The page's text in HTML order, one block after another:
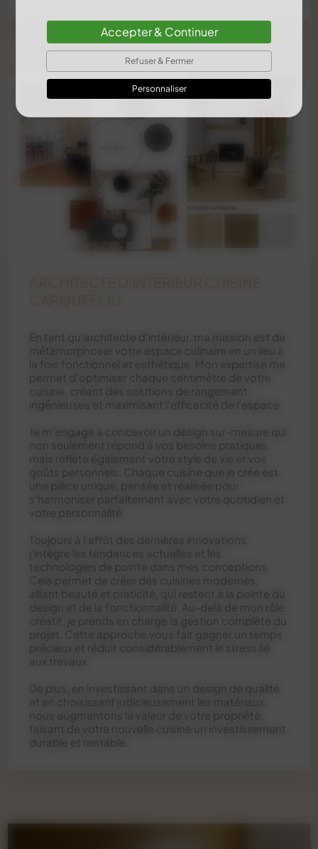
Accepter & Continuer
Refuser & Fermer
Personnaliser
En tant qu'architecte d'intérieur, ma mission est de
métamorphoser votre espace culinaire en un lieu à
la fois fonctionnel et esthétique. Mon expertise me
permet d'optimiser chaque centimètre de votre
cuisine, créant des solutions de rangement
ingénieuses et maximisant l'efficacité de l'espace.
Je m'engage à concevoir un design sur-mesure qui
non seulement répond à vos besoins pratiques,
mais reflète également votre style de vie et vos
goûts personnels. Chaque cuisine que je crée est
une pièce unique, pensée et réalisée pour
s'harmoniser parfaitement avec votre quotidien et
votre personnalité.
Toujours à l'affût des dernières innovations,
j'intègre les tendances actuelles et les
technologies de pointe dans mes conceptions.
Cela permet de créer des cuisines modernes,
alliant beauté et praticité, qui restent à la pointe du
design et de la fonctionnalité. Au-delà de mon rôle
créatif, je prends en charge la gestion complète du
projet. Cette approche vous fait gagner un temps
précieux et réduit considérablement le stress lié
aux travaux.
De plus, en investissant dans un design de qualité
et en choisissant judicieusement les matériaux,
nous augmentons la valeur de votre propriété,
faisant de votre nouvelle cuisine un investissement
durable et rentable.